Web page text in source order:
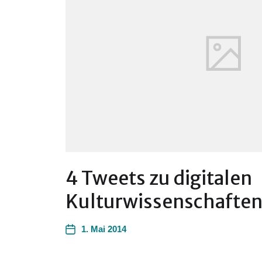
4 Tweets zu digitalen
Kulturwissenschaften
1. Mai 2014